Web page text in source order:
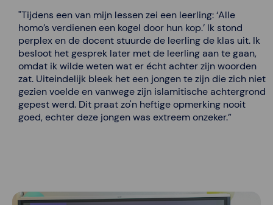
"Tijdens een van mijn lessen zei een leerling: ‘Alle
homo’s verdienen een kogel door hun kop.’ Ik stond
perplex en de docent stuurde de leerling de klas uit. Ik
besloot het gesprek later met de leerling aan te gaan,
omdat ik wilde weten wat er écht achter zijn woorden
zat. Uiteindelijk bleek het een jongen te zijn die zich niet
gezien voelde en vanwege zijn islamitische achtergrond
gepest werd. Dit praat zo'n heftige opmerking nooit
goed, echter deze jongen was extreem onzeker.”